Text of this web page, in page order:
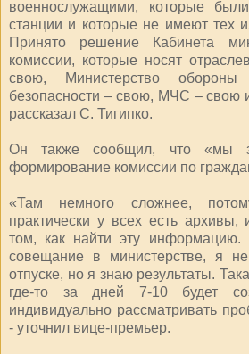
военнослужащими, которые
станции и которые не имеют тех
Принято решение Кабинета
комиссии, которые носят
свою, Министерство
безопасности – свою, МЧС –
рассказал С. Тигипко.
Он также сообщил, что «мы
формирование комиссии по
«Там немного сложнее,
практически у всех есть архивы,
том, как найти эту
совещание в министерстве, я
отпуске, но я знаю результаты.
где-то за дней 7-10 будет
индивидуально рассматривать
- уточнил вице-премьер.